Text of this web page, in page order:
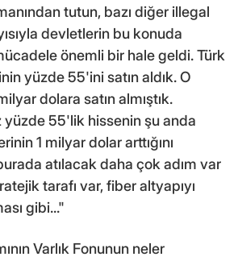
tutun, bazı diğer illegal
devletlerin bu konuda
önemli bir hale geldi. Türk
yüzde 55'ini satın aldık. O
dolara satın almıştık.
yüzde 55'lik hissenin şu anda
1 milyar dolar arttığını
atılacak daha çok adım var
tarafı var, fiber altyapıyı
gibi..."
Varlık Fonunun neler